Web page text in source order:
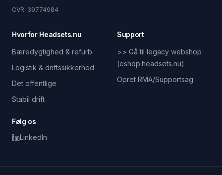
CVR: 39774984
Hvorfor Headsets.nu
Bæredygtighed & refurb
Logistik & driftssikkerhed
Det offentlige
Stabil drift
Support
>> Gå til legacy webshop
(eshop.headsets.nu)
Opret RMA/Supportsag
Følg os
LinkedIn